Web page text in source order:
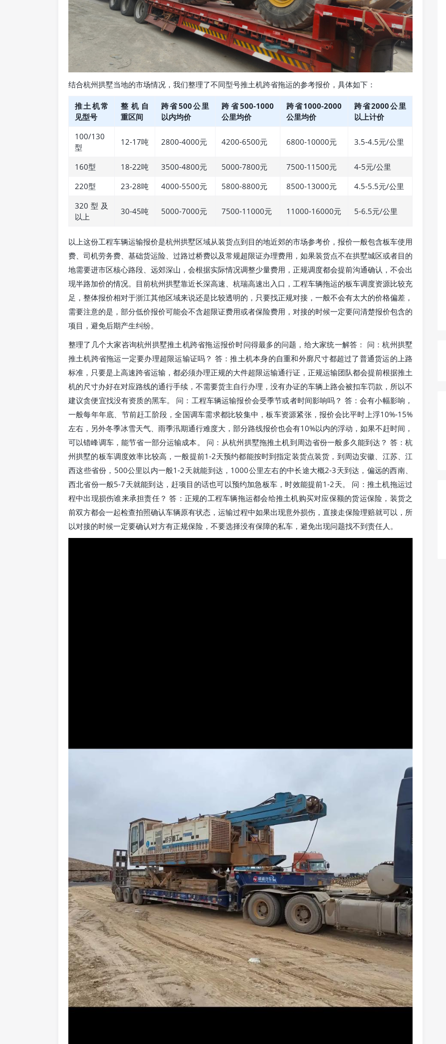
结合杭州拱墅当地的市场情况，我们整理了不同型号推土机跨省拖运的参考报价，具体如下：
推土机常
见型号
整机自
重区间
跨省500公里
以内均价
跨省500-1000
公里均价
跨省1000-2000
公里均价
跨省2000公里
以上计价
100/130
型
12-17吨 2800-4000元 4200-6500元 6800-10000元 3.5-4.5元/公里
160型 18-22吨 3500-4800元 5000-7800元 7500-11500元
4-5元/公里
220型
23-28吨 4000-5500元 5800-8800元 8500-13000元
4.5-5.5元/公里
320型及
以上
30-45吨 5000-7000元 7500-11000元 11000-16000元 5-6.5元/公里
以上这份工程车辆运输报价是杭州拱墅区域从装货点到目的地近郊的市场参考价，报价一般包含板车使用
费、司机劳务费、基础货运险、过路过桥费以及常规超限证办理费用，如果装货点不在拱墅城区或者目的
地需要进市区核心路段、远郊深山，会根据实际情况调整少量费用，正规调度都会提前沟通确认，不会出
现半路加价的情况。目前杭州拱墅靠近长深高速、杭瑞高速出入口，工程车辆拖运的板车调度资源比较充
足，整体报价相对于浙江其他区域来说还是比较透明的，只要找正规对接，一般不会有太大的价格偏差，
需要注意的是，部分低价报价可能会不含超限证费用或者保险费用，对接的时候一定要问清楚报价包含的
项目，避免后期产生纠纷。
整理了几个大家咨询杭州拱墅推土机跨省拖运报价时问得最多的问题，给大家统一解答： 问：杭州拱墅
推土机跨省拖运一定要办理超限运输证吗？ 答：推土机本身的自重和外廓尺寸都超过了普通货运的上路
标准，只要是上高速跨省运输，都必须办理正规的大件超限运输通行证，正规运输团队都会提前根据推土
机的尺寸办好在对应路线的通行手续，不需要货主自行办理，没有办证的车辆上路会被扣车罚款，所以不
建议贪便宜找没有资质的黑车。 问：工程车辆运输报价会受季节或者时间影响吗？ 答：会有小幅影响，
一般每年年底、节前赶工阶段，全国调车需求都比较集中，板车资源紧张，报价会比平时上浮10%-15%
左右，另外冬季冰雪天气、雨季汛期通行难度大，部分路线报价也会有10%以内的浮动，如果不赶时间，
可以错峰调车，能节省一部分运输成本。 问：从杭州拱墅拖推土机到周边省份一般多久能到达？ 答：杭
州拱墅的板车调度效率比较高，一般提前1-2天预约都能按时到指定装货点装货，到周边安徽、江苏、江
西这些省份，500公里以内一般1-2天就能到达，1000公里左右的中长途大概2-3天到达，偏远的西南、
西北省份一般5-7天就能到达，赶项目的话也可以预约加急板车，时效能提前1-2天。 问：推土机拖运过
程中出现损伤谁来承担责任？ 答：正规的工程车辆拖运都会给推土机购买对应保额的货运保险，装货之
前双方都会一起检查拍照确认车辆原有状态，运输过程中如果出现意外损伤，直接走保险理赔就可以，所
以对接的时候一定要确认对方有正规保险，不要选择没有保障的私车，避免出现问题找不到责任人。